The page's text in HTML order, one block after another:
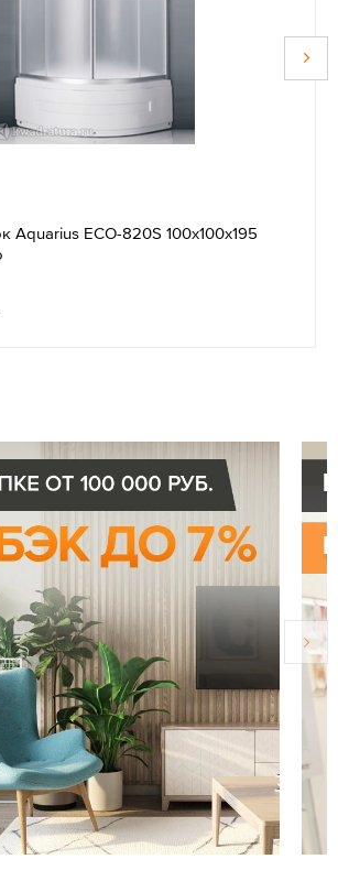
Aquarius ECO-820S 100x100x195